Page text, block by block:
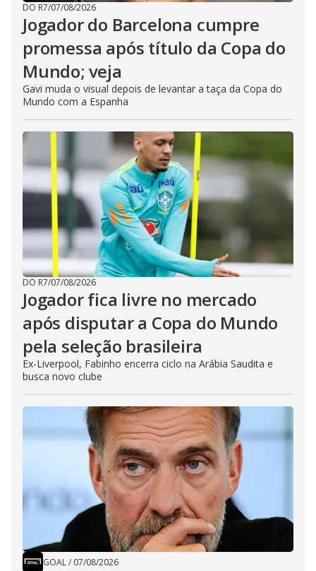
DO R7/07/08/2026
Jogador do Barcelona cumpre
promessa após título da Copa do
Mundo; veja
Gavi muda o visual depois de levantar a taça da Copa do
Mundo com a Espanha
DO R7/07/08/2026
Jogador fica livre no mercado
após disputar a Copa do Mundo
pela seleção brasileira
Ex-Liverpool, Fabinho encerra ciclo na Arábia Saudita e
busca novo clube
GOAL/ 07/08/2026